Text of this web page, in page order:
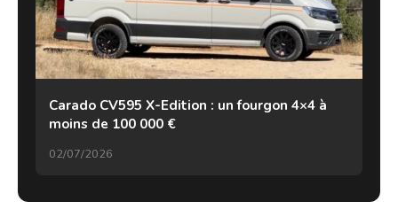
Carado CV595 X-Edition : un fourgon 4×4 à
moins de 100 000 €
02/07/2026